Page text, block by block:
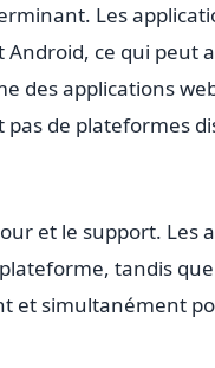
Les
Android, ce qui peut
desapplications
de plateformes
et le support. Les
tandis
et simultanément